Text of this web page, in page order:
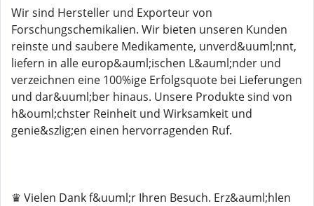
Wir sind Hersteller und Exporteur von
Forschungschemikalien. Wir bieten unseren Kunden
reinste und saubere Medikamente, unverd&uuml;nnt,
liefern in alle europ&auml;ischen L&auml;nder und
verzeichnen eine 100%ige Erfolgsquote bei Lieferungen
und dar&uuml;ber hinaus. Unsere Produkte sind von
h&ouml;chster Reinheit und Wirksamkeit und
genie&szlig;en einen hervorragenden Ruf.
♛ Vielen Dank f&uuml;r Ihren Besuch. Erz&auml;hlen